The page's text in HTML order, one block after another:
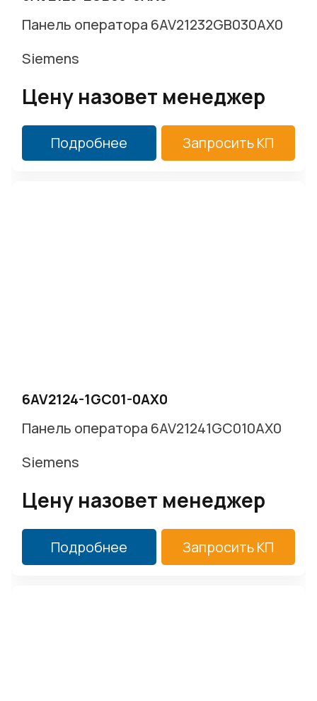
Панель оператора 6AV21232GB030AX0
Siemens
Цену назовет менеджер
Подробнее Запросить КП
6AV2124-1GC01-0AX0
Панель оператора 6AV21241GC010AX0
Siemens
Цену назовет менеджер
Подробнее Запросить КП